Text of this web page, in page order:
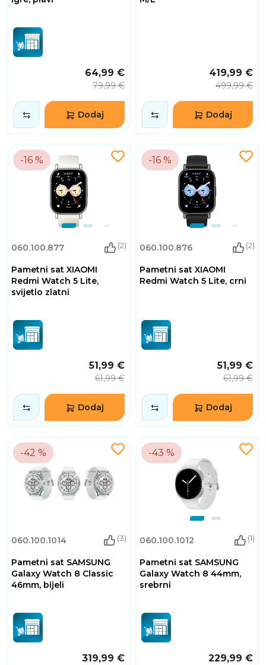
64,99 €
79,99 €
Dodaj
419,99 €
499,99 €
Dodaj
-16 %
060.100.877 (2)
Pametni sat XIAOMI
Redmi Watch 5 Lite,
svijetlo zlatni
51,99 €
61,99 €
Dodaj
-16 %
060.100.876 (2)
Pametni sat XIAOMI
Redmi Watch 5 Lite, crni
51,99 €
61,99 €
Dodaj
-42 %
060.100.1014 (3)
Pametni sat SAMSUNG
Galaxy Watch 8 Classic
46mm, bijeli
319,99 €
-43 %
060.100.1012 (1)
Pametni sat SAMSUNG
Galaxy Watch 8 44mm,
srebrni
229,99 €